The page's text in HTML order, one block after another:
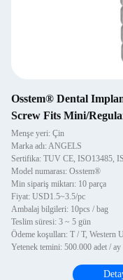
Osstem® Dental
Screw Fits Mini/
Menşe yeri: Çin
Marka adı: ANGELS
Sertifika: TUV CE, ISO13485,
Model numarası: Osstem®
Min sipariş miktarı: 10 parça
Fiyat: USD1.5~3.5/pc
Ambalaj bilgileri: 10pcs / bag
Teslim süresi: 3 ~ 5 gün
Ödeme koşulları: T / T, Western
Yetenek temini: 500.000 adet / ay